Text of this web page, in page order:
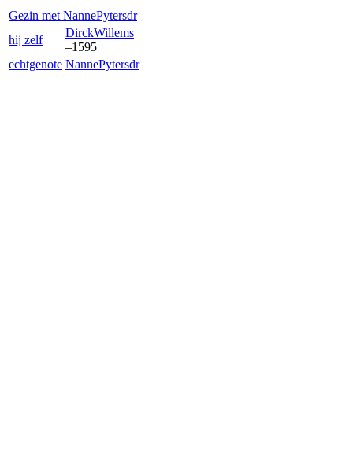
Gezin met NannePytersdr
hij zelf
DirckWillems
–1595
echtgenote NannePytersdr